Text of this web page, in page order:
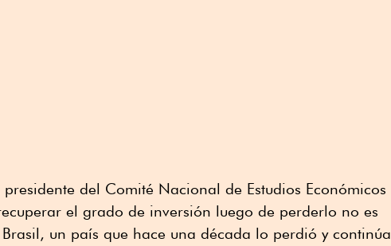
del Comité Nacional de Estudios Económicos
el grado de inversión luego de perderlo no es
un país que hace una década lo perdió y continúa